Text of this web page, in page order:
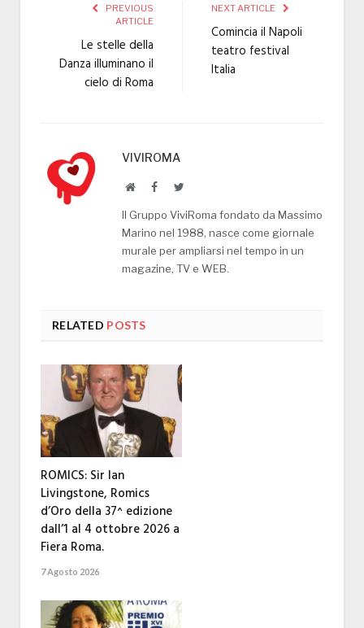
PREVIOUS
ARTICLE
Le stelle della
Danza illuminano il
cielo di Roma
NEXT ARTICLE
Comincia il Napoli
teatro festival
Italia
VIVIROMA
WebsiteFacebookTwitter
Il Gruppo ViviRoma fondato da Massimo
Marino nel 1988, nasce come giornale
murale per ampliarsi nel tempo in un
magazine, TV e WEB.
RELATED POSTS
ROMICS: Sir Ian
Livingstone, Romics
d’Oro della 37^ edizione
dall’1 al 4 ottobre 2026 a
Fiera Roma.
7 Agosto 2026